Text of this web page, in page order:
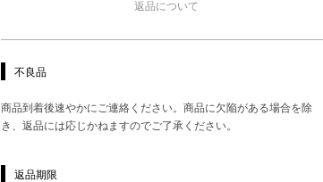
返品について
不良品
商品到着後速やかにご連絡ください。商品に欠陥がある場合を除
き、返品には応じかねますのでご了承ください。
返品期限